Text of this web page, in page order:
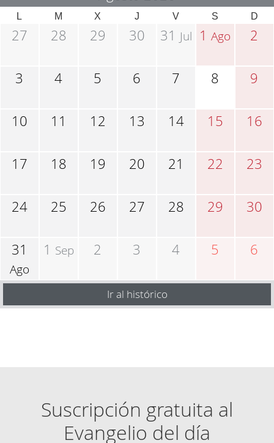
L M X J V S D
27 28 29 30 31 Jul 1Ago 2
3 4 5 6 7 8 9
10 11 12 13 14 15 16
17 18 19 20 21 22 23
24 25 26 27 28 29 30
31
Ago
1 Sep 2 3 4 5 6
Ir al histórico
Suscripción gratuita al
Evangelio del día